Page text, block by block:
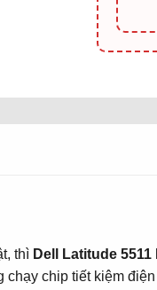
thì Dell Latitude 5511
chip tiết kiệm điện